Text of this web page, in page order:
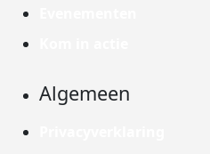
Algemeen